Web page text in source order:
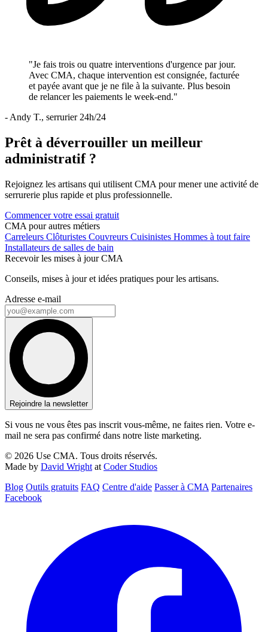
"Je fais trois ou quatre interventions d'urgence par jour.
Avec CMA, chaque intervention est consignée, facturée
et payée avant que je ne file à la suivante. Plus besoin
de relancer les paiements le week-end."
- Andy T., serrurier 24h/24
Prêt à déverrouiller un meilleur
administratif ?
Rejoignez les artisans qui utilisent CMA pour mener une activité de
serrurerie plus rapide et plus professionnelle.
Commencer votre essai gratuit
CMA pour autres métiers
Carreleurs Clôturistes Couvreurs Cuisinistes Hommes à tout faire
Installateurs de salles de bain
Recevoir les mises à jour CMA
Conseils, mises à jour et idées pratiques pour les artisans.
Adresse e-mail
Rejoindre la newsletter
Si vous ne vous êtes pas inscrit vous-même, ne faites rien. Votre e-
mail ne sera pas confirmé dans notre liste marketing.
© 2026 Use CMA. Tous droits réservés.
Made by David Wright at Coder Studios
Blog‎ Outils gratuits FAQ Centre d'aide Passer à CMA Partenaires
Facebook